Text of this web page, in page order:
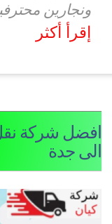
ونجارين
إقرأ أكثر
شركة
جدة